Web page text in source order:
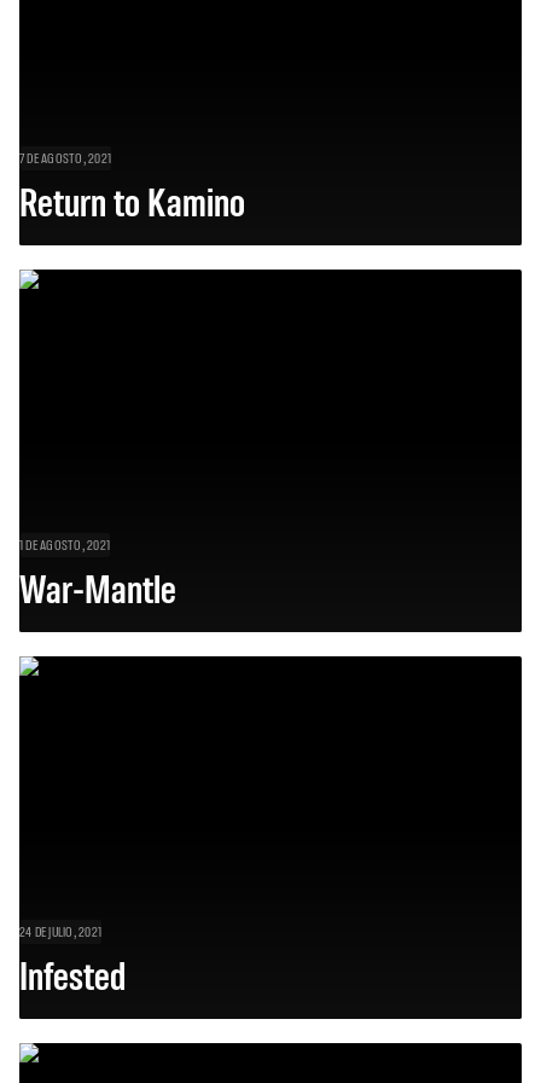
7 DE AGOSTO, 2021
Return to Kamino
1 DE AGOSTO, 2021
War-Mantle
24 DE JULIO, 2021
Infested